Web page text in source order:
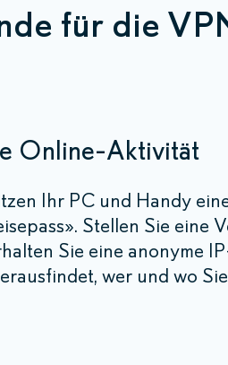
für die
Online-Aktivität
Ihr PC und Handy
Stellen Sie eine
Sie eine anonyme
wer und wo